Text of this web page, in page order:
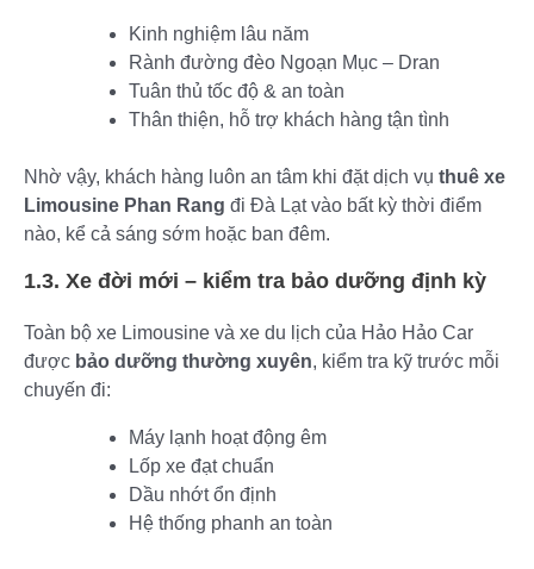
Kinh nghiệm lâu năm
Rành đường đèo Ngoạn Mục – Dran
Tuân thủ tốc độ & an toàn
Thân thiện, hỗ trợ khách hàng tận tình
Nhờ vậy, khách hàng luôn an tâm khi đặt dịch vụ thuê xe
Limousine Phan Rang đi Đà Lạt vào bất kỳ thời điểm
nào, kể cả sáng sớm hoặc ban đêm.
1.3. Xe đời mới – kiểm tra bảo dưỡng định kỳ
Toàn bộ xe Limousine và xe du lịch của Hảo Hảo Car
được bảo dưỡng thường xuyên, kiểm tra kỹ trước mỗi
chuyến đi:
Máy lạnh hoạt động êm
Lốp xe đạt chuẩn
Dầu nhớt ổn định
Hệ thống phanh an toàn